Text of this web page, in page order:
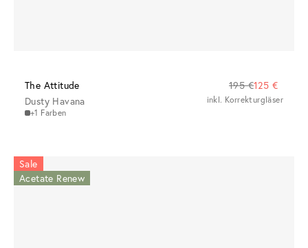
The Attitude 195 €125 €
Dusty Havana
+1 Farben
inkl. Korrekturgläser
Sale
Acetate Renew